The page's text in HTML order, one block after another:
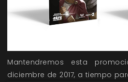
Mantendremos esta
diciembre de 2017, a tiempo